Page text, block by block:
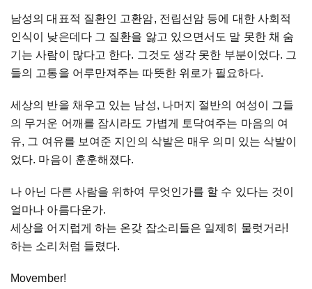
남성의 대표적 질환인 고환암, 전립선암 등에 대한 사회적
인식이 낮은데다 그 질환을 앓고 있으면서도 말 못한 채 숨
기는 사람이 많다고 한다. 그것도 생각 못한 부분이었다. 그
들의 고통을 어루만져주는 따뜻한 위로가 필요하다.
세상의 반을 채우고 있는 남성, 나머지 절반의 여성이 그들
의 무거운 어깨를 잠시라도 가볍게 토닥여주는 마음의 여
유, 그 여유를 보여준 지인의 삭발은 매우 의미 있는 삭발이
었다. 마음이 훈훈해졌다.
나 아닌 다른 사람을 위하여 무엇인가를 할 수 있다는 것이
얼마나 아름다운가.
세상을 어지럽게 하는 온갖 잡소리들은 일제히 물럿거라!
하는 소리처럼 들렸다.
Movember!